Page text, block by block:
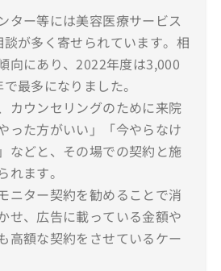
ター等には美容医療サービス
談が多く寄せられています。相
向にあり、2022年度は3,000
最多になりました。
カウンセリングのために来院
った方がいい」「今やらなけ
などと、その場での契約と施
れます。
ニター契約を勧めることで消
せ、広告に載っている金額や
高額な契約をさせているケー